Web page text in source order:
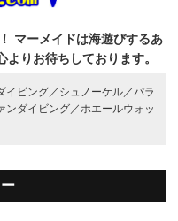
マーメイドは海遊びするあ
よりお待ちしております。
イビング／ シュノーケル／パラ
ンダイビング／ホエールウォッ